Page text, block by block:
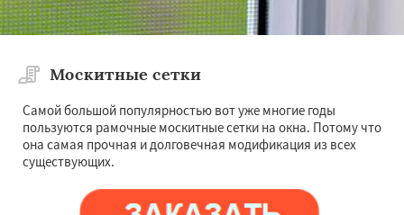
Москитные сетки
Самой большой популярностью вот уже многие годы
пользуются рамочные москитные сетки на окна. Потому что
она самая прочная и долговечная модификация из всех
существующих.